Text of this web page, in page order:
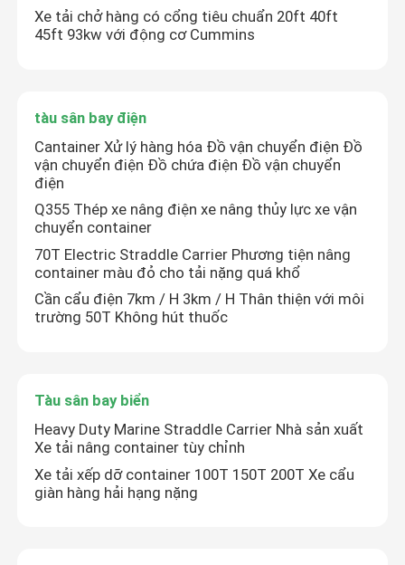
Xe tải chở hàng có cổng tiêu chuẩn 20ft 40ft
45ft 93kw với động cơ Cummins
tàu sân bay điện
Cantainer Xử lý hàng hóa Đồ vận chuyển điện Đồ
vận chuyển điện Đồ chứa điện Đồ vận chuyển
điện
Q355 Thép xe nâng điện xe nâng thủy lực xe vận
chuyển container
70T Electric Straddle Carrier Phương tiện nâng
container màu đỏ cho tải nặng quá khổ
Cần cẩu điện 7km / H 3km / H Thân thiện với môi
trường 50T Không hút thuốc
Tàu sân bay biển
Heavy Duty Marine Straddle Carrier Nhà sản xuất
Xe tải nâng container tùy chỉnh
Xe tải xếp dỡ container 100T 150T 200T Xe cẩu
giàn hàng hải hạng nặng